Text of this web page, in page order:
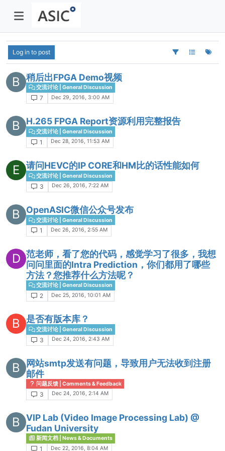
Log in to post
B 稍后出FPGA Demo视频
交流讨论 | General Discussion
7 Dec 29, 2016, 3:00 AM
B H.265 FPGA Report资源利用完整报告
交流讨论 | General Discussion
1 Dec 28, 2016, 11:53 AM
E 请问HEVC的IP CORE和HM比的话性能如何
交流讨论 | General Discussion
3 Dec 26, 2016, 7:22 AM
B OpenASIC微信公众号发布
交流讨论 | General Discussion
1 Dec 26, 2016, 2:55 AM
D 范老师，看了您的代码，感觉学习了很多，我想
问问里面的Intra Prediction，你们都用了哪些
方法？您推荐什么方法呢？
交流讨论 | General Discussion
2 Dec 25, 2016, 10:01 AM
B 是否有版本库？
交流讨论 | General Discussion
3 Dec 24, 2016, 2:43 AM
B
网站smtp发送有问题，导致用户无法收到注册
邮件
问题反馈 | Comments & Feedback
3 Dec 24, 2016, 2:14 AM
B
VIP Lab (Video Image Processing Lab) @
Fudan University
新闻文档 | News & Documents
1 Dec 22, 2016, 8:04 AM